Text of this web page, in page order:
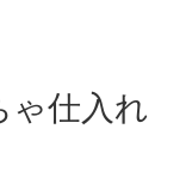
ゃ仕入れ